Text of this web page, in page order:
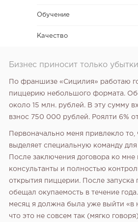
Обучение
Качество
Бизнес приносит только убытки
По франшизе «Сицилия» работаю
пиццерию небольшого формата.
около 15 млн. рублей. В эту сумму
взнос 750 000 рублей. Роялти 6%
Первоначально меня привлекло то,
выделяет специальную команду для
После заключения договора ко мне
консультанты и полностью
открытия пиццерии. После запуска
обещал окупаемость в течение
месяц я должна была уже выйти «в
что это не совсем так (мягко